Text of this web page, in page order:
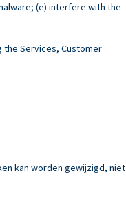
(e) interfere with the
Services, Customer
kan worden gewijzigd, niet